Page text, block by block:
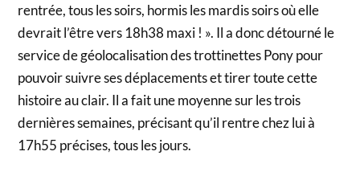
rentrée, tous les soirs, hormis les mardis soirs où elle
devrait l’être vers 18h38 maxi ! ». Il a donc détourné le
service de géolocalisation des trottinettes Pony pour
pouvoir suivre ses déplacements et tirer toute cette
histoire au clair. Il a fait une moyenne sur les trois
dernières semaines, précisant qu’il rentre chez lui à
17h55 précises, tous les jours.